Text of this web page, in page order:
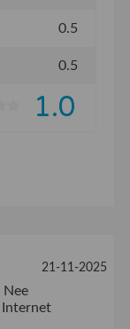
0.5
0.5
1.0
21-11-2025
Nee
Internet